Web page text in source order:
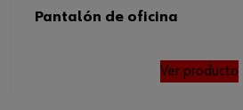
Pantalón de oficina
Ver producto